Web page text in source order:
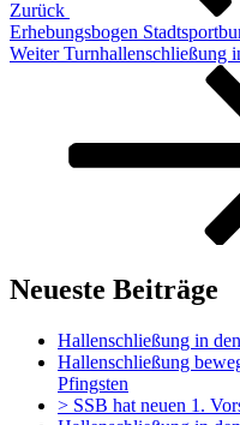
Zurück
Erhebungsbogen
Nächster
Weiter Turnhallenschließung
Neueste Beiträge
Hallenschließung in
Hallenschließung
Pfingsten
> SSB hat neuen 1.